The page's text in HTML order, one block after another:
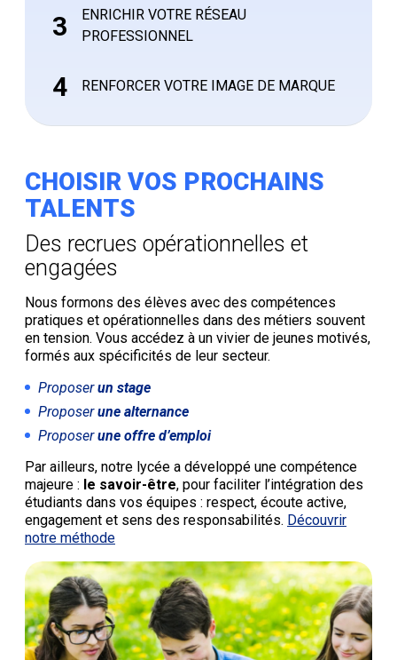
3
ENRICHIR VOTRE RÉSEAU
PROFESSIONNEL
4 RENFORCER VOTRE IMAGE DE MARQUE
CHOISIR VOS PROCHAINS
TALENTS
Des recrues opérationnelles et
engagées
Nous formons des élèves avec des compétences
pratiques et opérationnelles dans des métiers souvent
en tension. Vous accédez à un vivier de jeunes motivés,
formés aux spécificités de leur secteur.
Proposerun stage
Proposerune alternance
Proposerune offre d’emploi
Par ailleurs, notre lycée a développé une compétence
majeure : le savoir-être, pour faciliter l’intégration des
étudiants dans vos équipes : respect, écoute active,
engagement et sens des responsabilités. Découvrir
notre méthode